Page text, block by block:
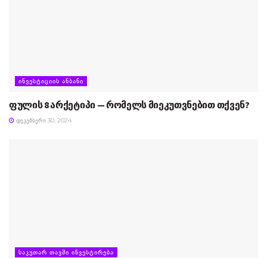
ᲘᲜᲕᲔᲡᲢᲘᲪᲘᲘᲡ ᲐᲜᲑᲐᲜᲘ
ფულის 8 არქეტიპი — რომელს მიეკუთვნებით თქვენ?
ᲓᲔᲙᲔᲛᲑᲔᲠᲘ 30, 2024
ᲡᲐᲙᲣᲗᲐᲠ ᲗᲐᲕᲨᲘ ᲘᲜᲕᲔᲡᲢᲘᲠᲔᲑᲐ